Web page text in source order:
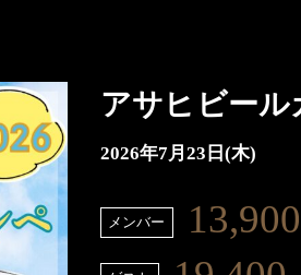
アサヒビー
2026年7月23日(木)
メンバー 13,900